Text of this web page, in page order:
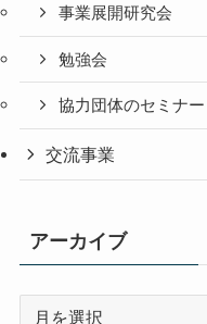
事業展開研究会
勉強会
協力団体のセミナー
交流事業
アーカイブ